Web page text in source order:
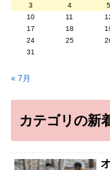
3
4 5
10
11
17
18
24
25
31
« 7月
カテゴリの新